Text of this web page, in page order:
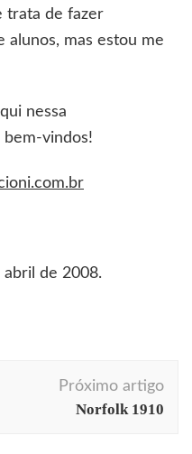
trata de fazer
alunos, mas estou me
nessa
bem-vindos!
abril de 2008.
Próximo artigo
Norfolk 1910